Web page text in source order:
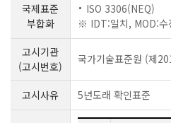
국제표준
부합화
ISO 3306(NEQ)
※ IDT:일치, MOD:수
고시기관
(고시번호)
국가기술표준원 (제
고시사유 5년도래 확인표준